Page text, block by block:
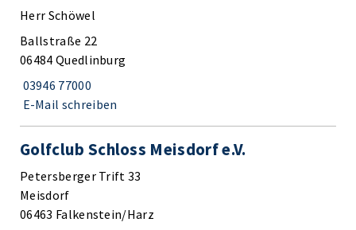
Herr Schöwel
Ballstraße 22
06484 Quedlinburg
03946 77000
E-Mail schreiben
Golfclub Schloss Meisdorf e.V.
Petersberger Trift 33
Meisdorf
06463 Falkenstein/Harz